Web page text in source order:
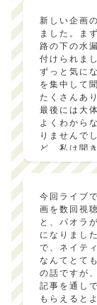
新しい企画
ました。ま
路の下の水
付けられま
ずっと気に
を集中して
たくさんあ
最後には大
よくわから
りませんで
ど、私は聞
ルには達し
着いて読ん
にしてほし
今回ライブ
画を数回視
と、パオラ
になりまし
で、ネイテ
なんてとて
の話ですが
記事を通し
もらえると